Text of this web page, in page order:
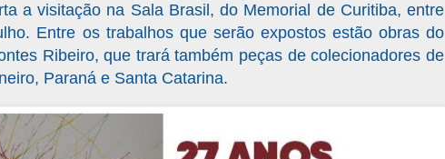
a visitação na Sala Brasil, do Memorial de Curitiba, entre
Entre os trabalhos que serão expostos estão obras do
Ribeiro, que trará também peças de colecionadores de
Paraná e Santa Catarina.